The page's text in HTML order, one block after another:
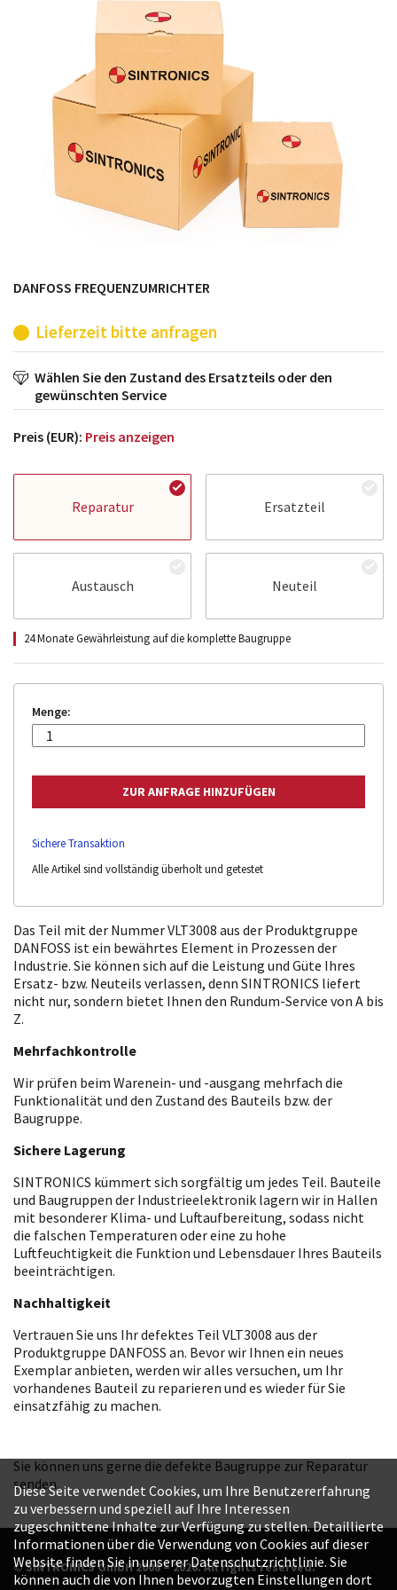
möglich. SINTRONICS ist dann ihr Partner, der
entweder die alten Baugruppen technisch hochwertig
repariert oder ihnen die abgekündigten Baugruppen
aus dem eigenen Lager ersetzt.
DANFOSS FREQUENZUMRICHTER
Lieferzeit bitte anfragen
Wählen Sie den Zustand des Ersatzteils oder den
gewünschten Service
Preis (EUR): Preis anzeigen
Reparatur Ersatzteil
Austausch Neuteil
24 Monate Gewährleistung auf die komplette Baugruppe
Menge:
Sichere Transaktion
Alle Artikel sind vollständig überholt und getestet
Das Teil mit der Nummer VLT3008 aus der Produktgruppe
DANFOSS ist ein bewährtes Element in Prozessen der
Industrie. Sie können sich auf die Leistung und Güte Ihres
Ersatz- bzw. Neuteils verlassen, denn SINTRONICS liefert
nicht nur, sondern bietet Ihnen den Rundum-Service von A bis
Z.
Mehrfachkontrolle
Wir prüfen beim Warenein- und -ausgang mehrfach die
Funktionalität und den Zustand des Bauteils bzw. der
Baugruppe.
Sichere Lagerung
SINTRONICS kümmert sich sorgfältig um jedes Teil. Bauteile
und Baugruppen der Industrieelektronik lagern wir in Hallen
mit besonderer Klima- und Luftaufbereitung, sodass nicht
die falschen Temperaturen oder eine zu hohe
Luftfeuchtigkeit die Funktion und Lebensdauer Ihres Bauteils
beeinträchtigen.
Nachhaltigkeit
Vertrauen Sie uns Ihr defektes Teil VLT3008 aus der
Produktgruppe DANFOSS an. Bevor wir Ihnen ein neues
Exemplar anbieten, werden wir alles versuchen, um Ihr
vorhandenes Bauteil zu reparieren und es wieder für Sie
einsatzfähig zu machen.
Sie können uns gerne die defekte Baugruppe zur Reparatur
senden.
© SINTRONICS GmbH 2008 – 2026. All rights reserved.
Diese Seite verwendet Cookies, um Ihre Benutzererfahrung
zu verbessern und speziell auf Ihre Interessen
zugeschnittene Inhalte zur Verfügung zu stellen. Detaillierte
Informationen über die Verwendung von Cookies auf dieser
Website finden Sie in unserer Datenschutzrichtlinie. Sie
können auch die von Ihnen bevorzugten Einstellungen dort